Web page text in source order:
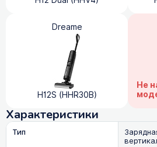
Dreame
H12S (HHR30B)
Не
Характеристики
Тип